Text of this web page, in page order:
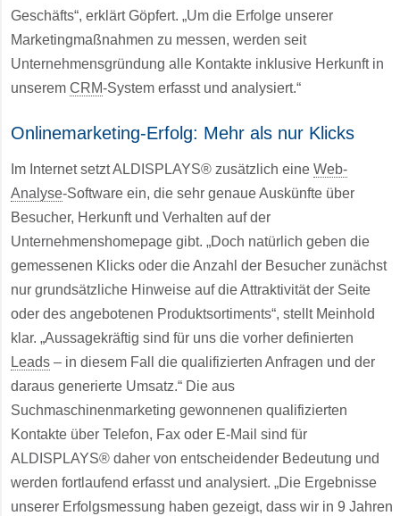
Geschäfts“, erklärt Göpfert. „Um die Erfolge unserer
Marketingmaßnahmen zu messen, werden seit
Unternehmensgründung alle Kontakte inklusive Herkunft in
unserem CRM-System erfasst und analysiert.“
Onlinemarketing-Erfolg: Mehr als nur Klicks
Im Internet setzt ALDISPLAYS® zusätzlich eine Web-
Analyse-Software ein, die sehr genaue Auskünfte über
Besucher, Herkunft und Verhalten auf der
Unternehmenshomepage gibt. „Doch natürlich geben die
gemessenen Klicks oder die Anzahl der Besucher zunächst
nur grundsätzliche Hinweise auf die Attraktivität der Seite
oder des angebotenen Produktsortiments“, stellt Meinhold
klar. „Aussagekräftig sind für uns die vorher definierten
Leads – in diesem Fall die qualifizierten Anfragen und der
daraus generierte Umsatz.“ Die aus
Suchmaschinenmarketing gewonnenen qualifizierten
Kontakte über Telefon, Fax oder E-Mail sind für
ALDISPLAYS® daher von entscheidender Bedeutung und
werden fortlaufend erfasst und analysiert. „Die Ergebnisse
unserer Erfolgsmessung haben gezeigt, dass wir in 9 Jahren